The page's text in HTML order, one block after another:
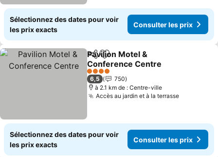
Sélectionnez des dates pour voir
les prix exacts
Consulter les prix
PartagerAjouter à mes favoris
Pavilion Motel &
Conference Centre
Consulter les prix
4 Étoiles
6,5
750
à 2.1 km de : Centre-ville
Accès au jardin et à la terrasseConsulter
Sélectionnez des dates pour voir
les prix exacts
Consulter les prix